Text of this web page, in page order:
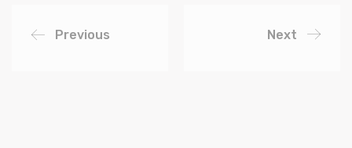
Previous Next